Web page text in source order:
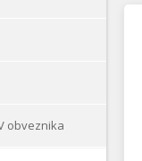
obveznika